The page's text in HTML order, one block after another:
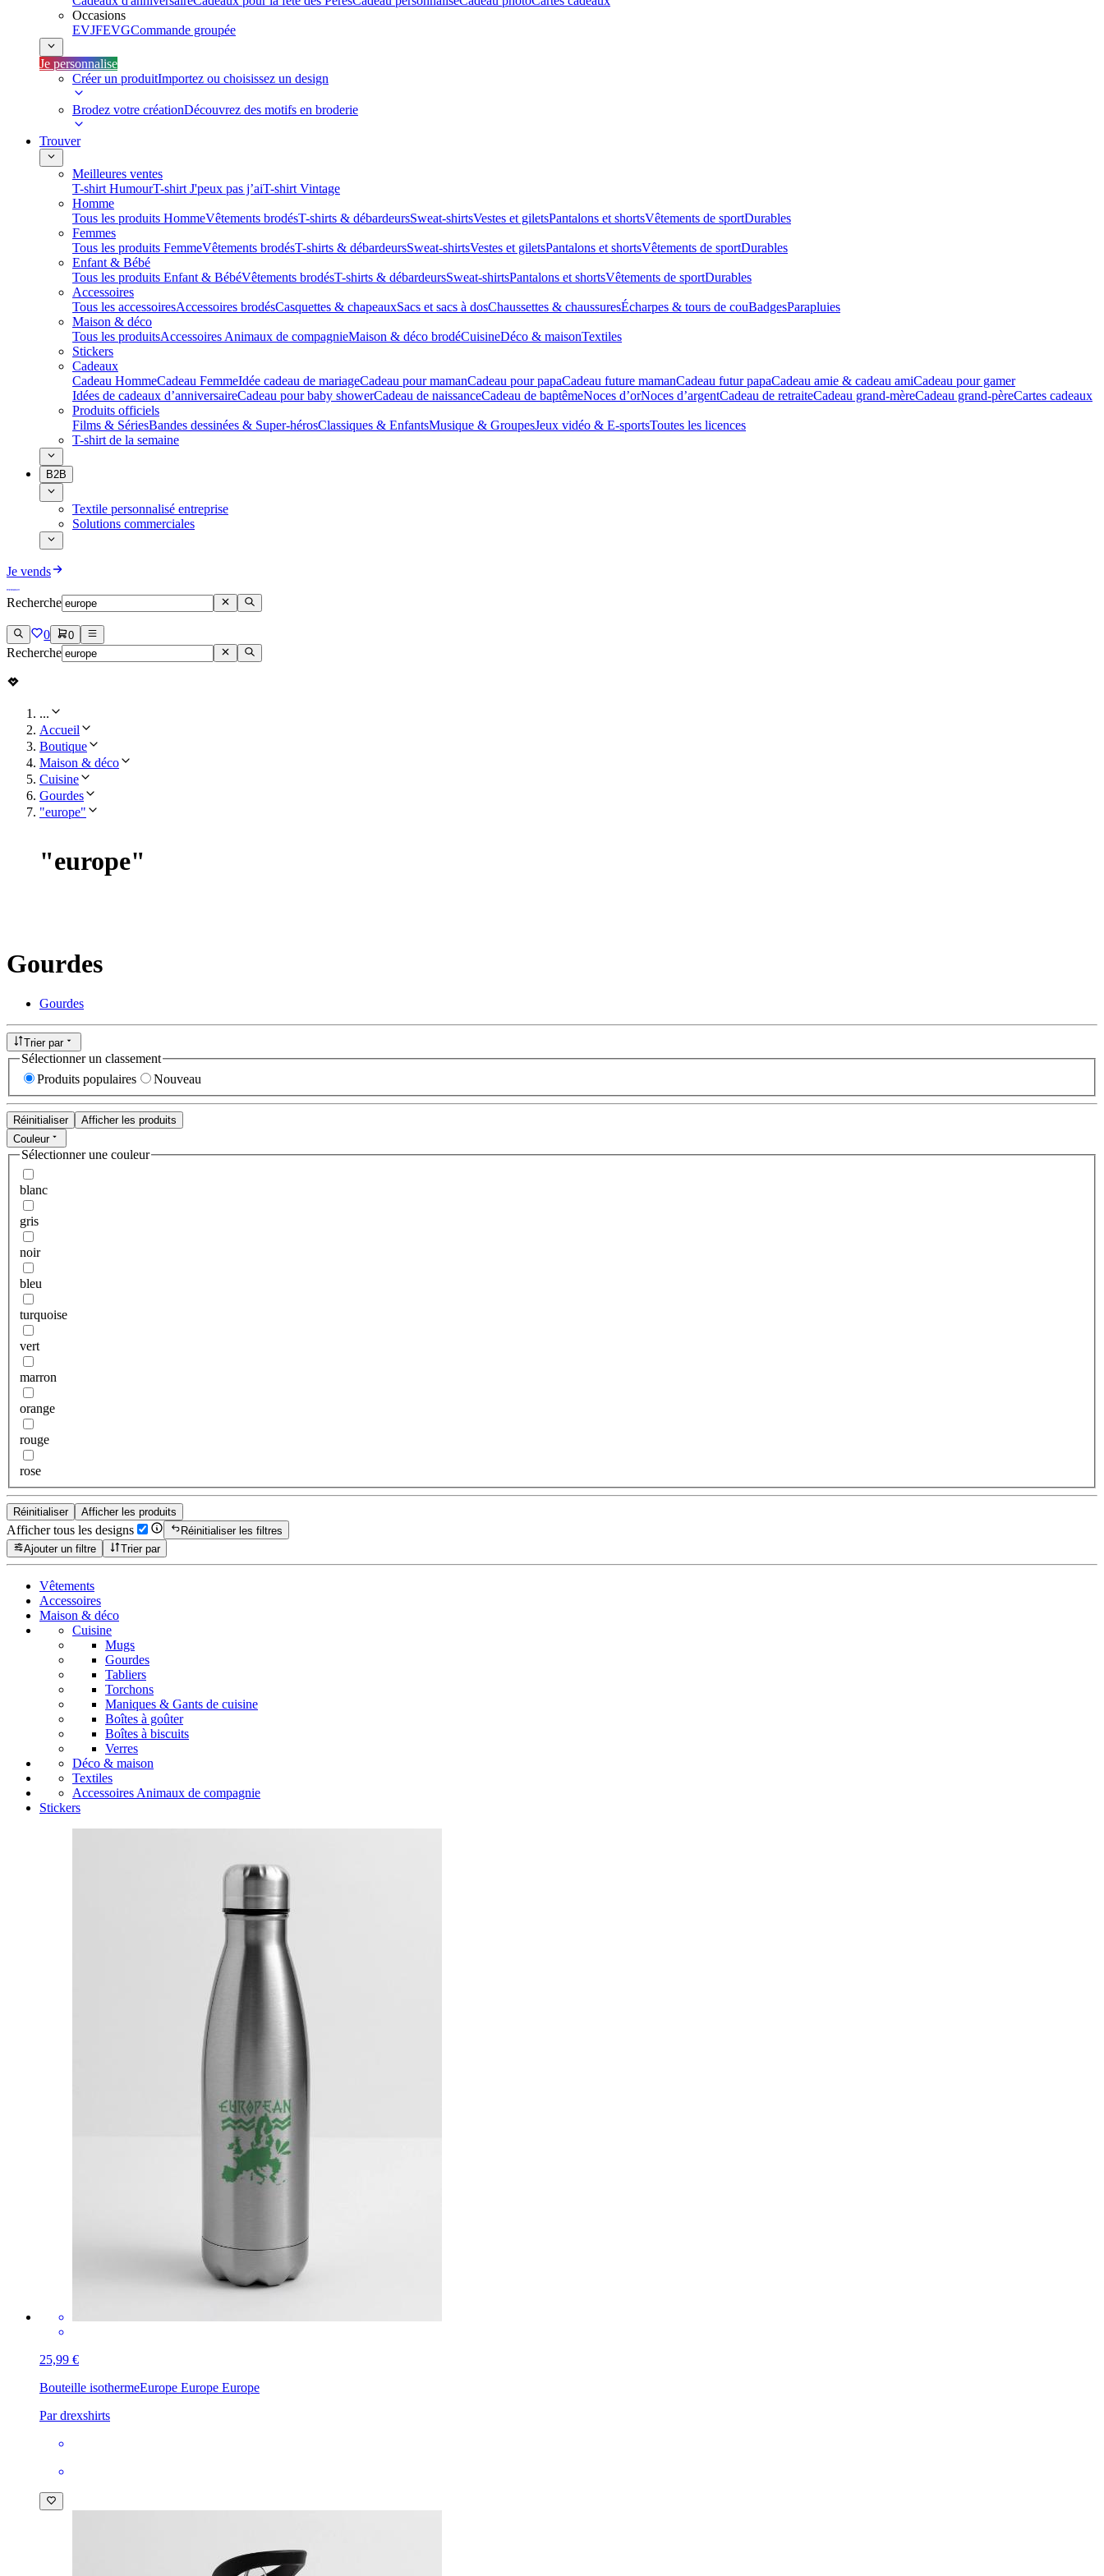
Occasions
EVJFEVGCommande groupée
Je personnalise
Créer un produitImportez ou choisissez un design
Brodez votre créationDécouvrez des motifs en broderie
Trouver
Meilleures ventes
T-shirt HumourT-shirt J'peux pas j’aiT-shirt Vintage
Homme
Tous les produits HommeVêtements brodésT-shirts & débardeursSweat-shirtsVestes et giletsPantalons et shortsVêtements de sportDurables
Femmes
Tous les produits FemmeVêtements brodésT-shirts & débardeursSweat-shirtsVestes et giletsPantalons et shortsVêtements de sportDurables
Enfant & Bébé
Tous les produits Enfant & BébéVêtements brodésT-shirts & débardeursSweat-shirtsPantalons et shortsVêtements de sportDurables
Accessoires
Tous les accessoiresAccessoires brodésCasquettes & chapeauxSacs et sacs à dosChaussettes & chaussuresÉcharpes & tours de couBadgesParapluies
Maison & déco
Tous les produitsAccessoires Animaux de compagnieMaison & déco brodéCuisineDéco & maisonTextiles
Stickers
Cadeaux
Cadeau HommeCadeau FemmeIdée cadeau de mariage​Cadeau pour mamanCadeau pour papaCadeau future mamanCadeau futur papaCadeau amie & cadeau amiCadeau pour gamer
Idées de cadeaux d’anniversaireCadeau pour baby showerCadeau de naissanceCadeau de baptêmeNoces d’orNoces d’argentCadeau de retraiteCadeau grand-mèreCadeau grand-pèreCartes cadeaux
Produits officiels
Films & SériesBandes dessinées & Super-hérosClassiques & EnfantsMusique & GroupesJeux vidéo & E-sportsToutes les licences
T-shirt de la semaine
B2B
Textile personnalisé entreprise
Solutions commerciales
Je vends
Recherche
0 0
Recherche
...
Accueil
Boutique
Maison & déco
Cuisine
Gourdes
"europe"
"europe"
Gourdes
Gourdes
Trier par
Sélectionner un classement
Produits populaires
Nouveau
Réinitialiser
Afficher les produits
Couleur
Sélectionner une couleur
blanc
gris
noir
bleu
turquoise
vert
marron
orange
rouge
rose
Réinitialiser Afficher les produits
Afficher tous les designs
Réinitialiser les filtres
Ajouter un filtre
Trier par
Vêtements
Accessoires
Maison & déco
Cuisine
Mugs
Gourdes
Tabliers
Torchons
Maniques & Gants de cuisine
Boîtes à goûter
Boîtes à biscuits
Verres
Déco & maison
Textiles
Accessoires Animaux de compagnie
Stickers
25,99 €
Bouteille isothermeEurope Europe Europe
Par drexshirts